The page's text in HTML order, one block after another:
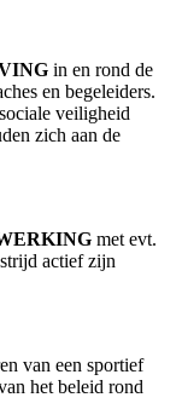
in en rond de
en begeleiders.
veiligheid
zich aan de
met evt.
actief zijn
van een sportief
het beleid rond